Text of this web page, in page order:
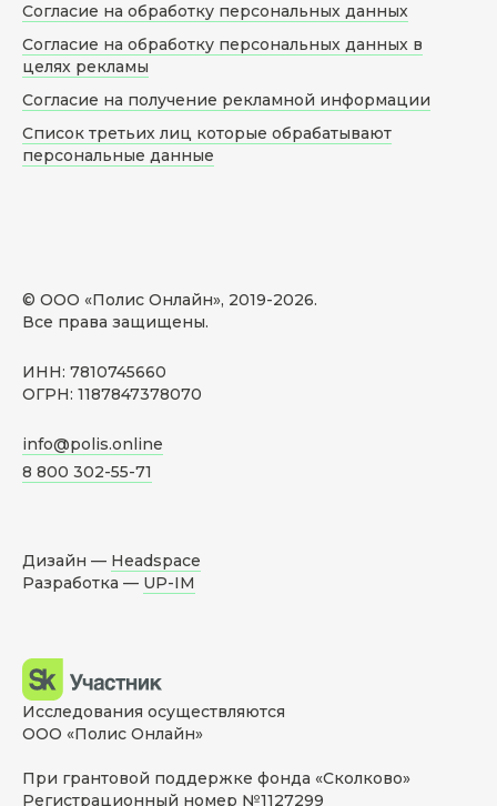
© ООО «Полис Онлайн», 2019-2026.
Все права защищены.
ИНН: 7810745660
ОГРН: 1187847378070
info@polis.online
8 800 302-55-71
Согласие на обработку персональных данных
Согласие на обработку персональных данных в
целях рекламы
Согласие на получение рекламной информации
Список третьих лиц которые обрабатывают
персональные данные
Дизайн — Headspace
Разработка — UP-IM
Исследования осуществляются
ООО «Полис Онлайн»
При грантовой поддержке фонда «Сколково»
Регистрационный номер №1127299